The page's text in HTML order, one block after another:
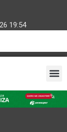
19:54